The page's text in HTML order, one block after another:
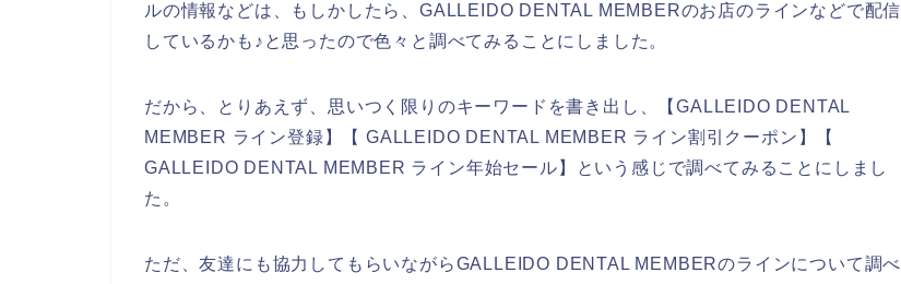
ルの情報などは、もしかしたら、GALLEIDO DENTAL MEMBERのお店のラインなどで配信
しているかも♪と思ったので色々と調べてみることにしました。
だから、とりあえず、思いつく限りのキーワードを書き出し、【GALLEIDO DENTAL
MEMBER ライン登録】【 GALLEIDO DENTAL MEMBER ライン割引クーポン】【
GALLEIDO DENTAL MEMBER ライン年始セール】という感じで調べてみることにしまし
た。
ただ、友達にも協力してもらいながらGALLEIDO DENTAL MEMBERのラインについて調べ